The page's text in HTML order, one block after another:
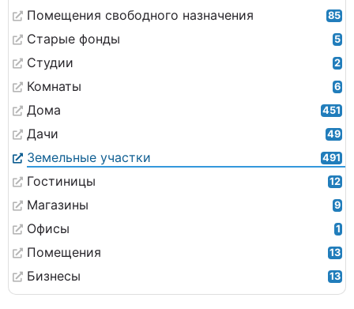
Помещения свободного назначения 85
Старые фонды 5
Студии 2
Комнаты 6
Дома 451
Дачи 49
Земельные участки 491
Гостиницы 12
Магазины 9
Офисы 1
Помещения 13
Бизнесы 13